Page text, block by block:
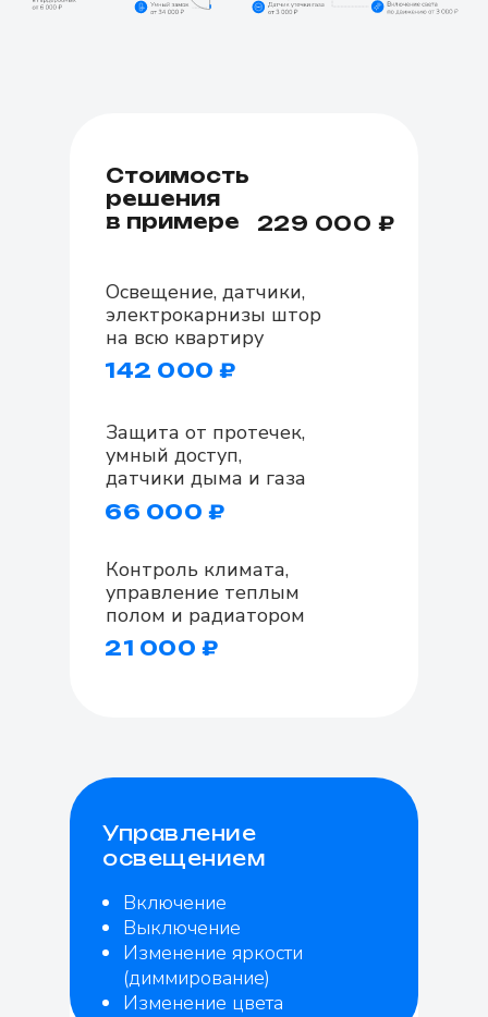
Стоимость
решения
в примере
Освещение, датчики,
электрокарнизы штор
на всю квартиру
142 000 ₽
Защита от протечек,
умный доступ,
датчики дыма и газа
66 000 ₽
Контроль климата,
управление теплым
полом и радиатором
229 000 ₽
21 000 ₽
Управление
освещением
Включение
Выключение
Изменение яркости
(диммирование)
Изменение цвета